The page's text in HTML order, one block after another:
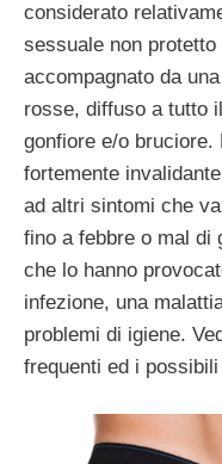
considerato
sessuale non
accompagnato da
rosse, diffuso a tutto
gonfiore e/o
fortemente
ad altri sintomi che
fino a febbre o mal di
che lo hanno
infezione, una
problemi di igiene.
frequenti ed i